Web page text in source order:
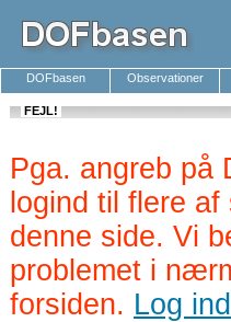
DOFbasen Observationer
FEJL!
Pga. angreb
logind til flere
denne side. Vi
problemet i
forsiden. Log